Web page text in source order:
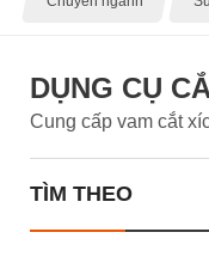
DỤNG CỤ
Cung cấp vam cắt
TÌM THEO